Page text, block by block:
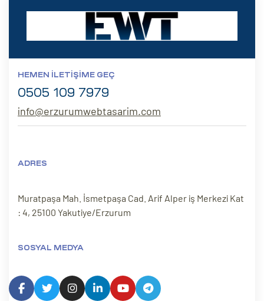
HEMEN İLETIŞIME GEÇ
0505 109 7979
info@erzurumwebtasarim.com
ADRES
Muratpaşa Mah. İsmetpaşa Cad. Arif Alper iş Merkezi Kat
: 4, 25100 Yakutiye/Erzurum
SOSYAL MEDYA